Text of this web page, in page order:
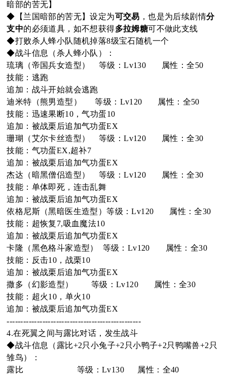
暗部的苦无】
◆【兰国暗部的苦无】设定为可交易 ，也是为后续剧情分
支中的必须道具，如不想获得多拉姆糖可不做此支线
◆打败杀人蜂小队随机掉落8级宝石随机一个
◆战斗信息（杀人蜂小队）：
琉璃（帝国兵女造型） 等级：Lv130 属性：全50
技能：逃跑
追加：战斗开始就会逃跑
迪米特（熊男造型） 等级：Lv120 属性：全50
技能：迅速果断10，气功蛋10
追加：被战栗后追加气功蛋EX
珊瑚（艾尔卡丝造型） 等级：Lv120 属性：全30
技能：气功蛋EX,超补7
追加：被战栗后追加气功蛋EX
杰达（暗黑僧侣造型） 等级：Lv120 属性：全30
技能：单体即死，连击乱舞
追加：被战栗后追加气功蛋EX
依格尼斯（黑暗医生造型）等级：Lv120 属性：全30
技能：超恢复7,吸血魔法10
追加：被战栗后追加气功蛋EX
卡隆（黑色格斗家造型） 等级：Lv120 属性：全30
技能：反击10，战栗10
追加：被战栗后追加气功蛋EX
撒多（幻影造型） 等级：Lv120 属性：全30
技能：超火10，单火10
追加：被战栗后追加气功蛋EX
-------------------------------------------------
4.在死翼之间与露比对话，发生战斗
◆战斗信息（露比+2只小兔子+2只小鸭子+2只鸭嘴兽+2只
雏鸟）：
露比 等级：Lv130 属性：全40